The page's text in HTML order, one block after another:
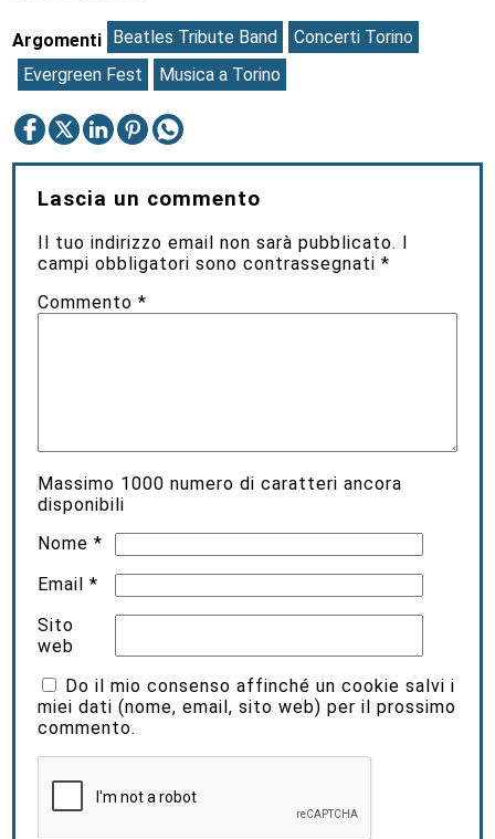
Argomenti Beatles Tribute Band
Concerti Torino
Evergreen Fest
Musica a Torino
Lascia un commento
Il tuo indirizzo email non sarà pubblicato. I
campi obbligatori sono contrassegnati*
Commento*
Massimo 1000 numero di caratteri ancora
disponibili
Nome*
Email*
Sito
web
Do il mio consenso affinché un cookie salvi i
miei dati (nome, email, sito web) per il prossimo
commento.